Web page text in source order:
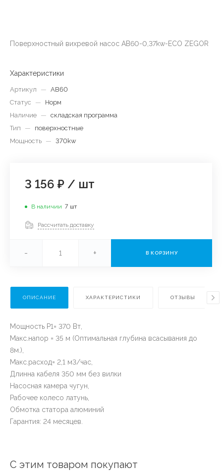
Поверхностный вихревой насос AB60-0,37kw-ECO ZEGOR
Характеристики
Артикул — AB60
Статус
—
Норм
Наличие — складская программа
Тип
—
поверхностные
Мощность — 370kw
3 156 ₽ / шт
В наличии 7 шт
Рассчитать доставку
- + В КОРЗИНУ
ОПИСАНИЕ ХАРАКТЕРИСТИКИ ОТЗЫВЫ
Мощность P1= 370 Вт,
Макс.напор = 35 м (Оптимальная глубина всасывания до
8м.),
Макс.расход= 2,1 м3/час,
Длинна кабеля 350 мм без вилки
Насосная камера чугун,
Рабочее колесо латунь,
Обмотка статора алюминий
Гарантия: 24 месяцев.
С этим товаром покупают